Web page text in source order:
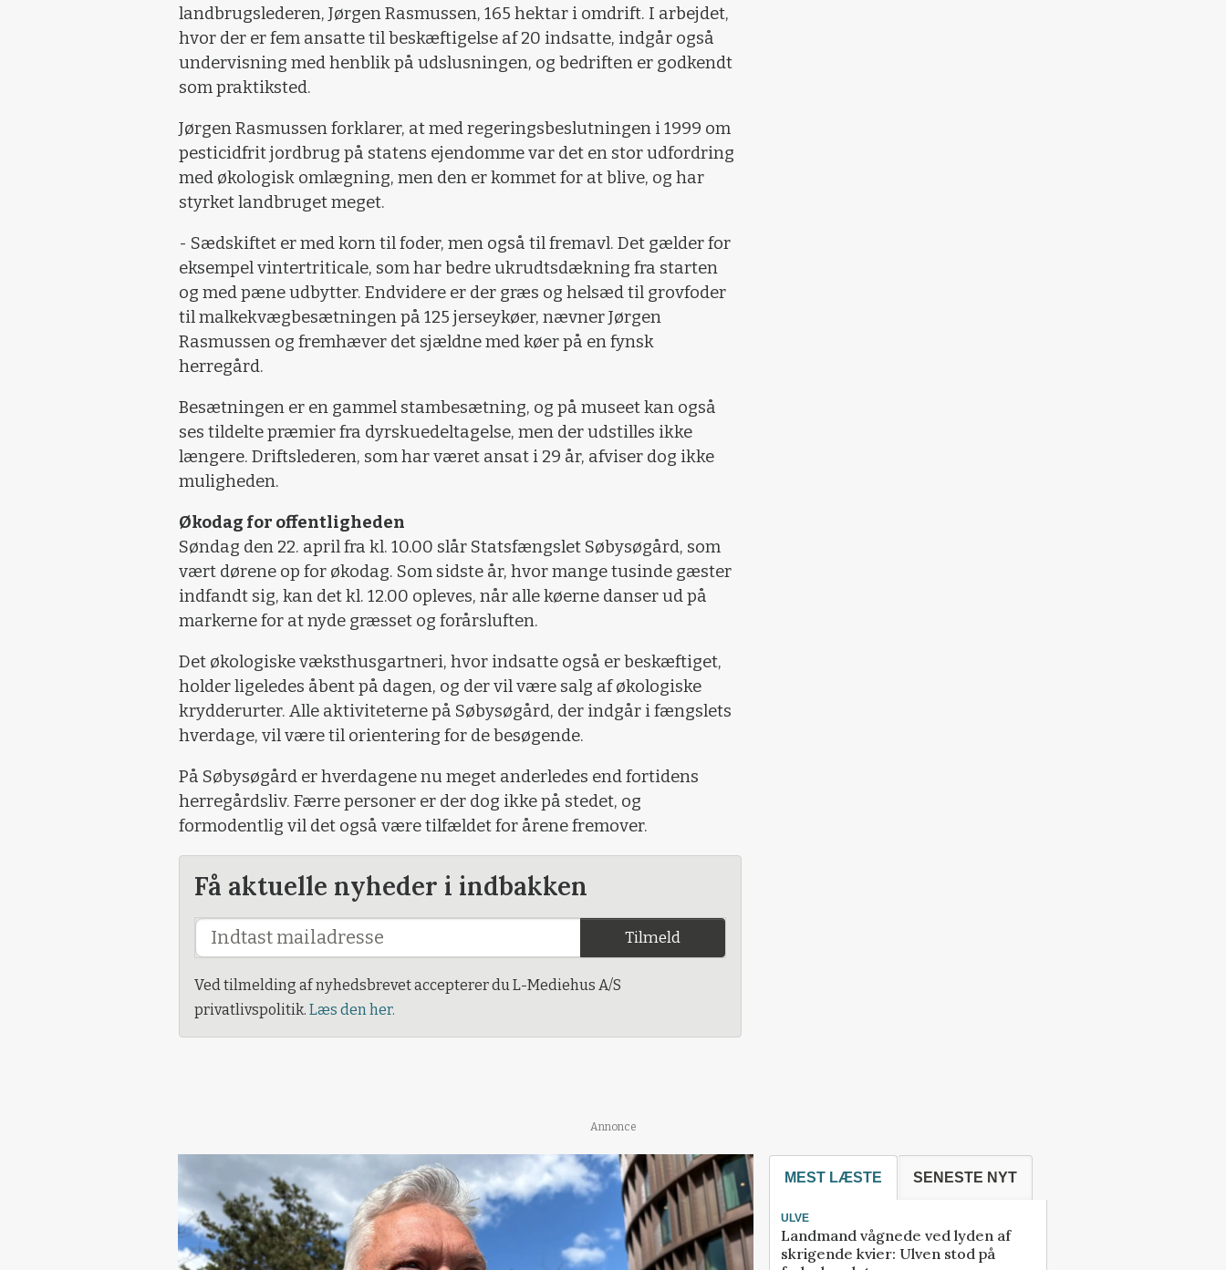
landbrugslederen, Jørgen Rasmussen, 165 hektar i omdrift. I arbejdet,
hvor der er fem ansatte til beskæftigelse af 20 indsatte, indgår også
undervisning med henblik på udslusningen, og bedriften er godkendt
som praktiksted.
Jørgen Rasmussen forklarer, at med regeringsbeslutningen i 1999 om
pesticidfrit jordbrug på statens ejendomme var det en stor udfordring
med økologisk omlægning, men den er kommet for at blive, og har
styrket landbruget meget.
- Sædskiftet er med korn til foder, men også til fremavl. Det gælder for
eksempel vintertriticale, som har bedre ukrudtsdækning fra starten
og med pæne udbytter. Endvidere er der græs og helsæd til grovfoder
til malkekvægbesætningen på 125 jerseykøer, nævner Jørgen
Rasmussen og fremhæver det sjældne med køer på en fynsk
herregård.
Besætningen er en gammel stambesætning, og på museet kan også
ses tildelte præmier fra dyrskuedeltagelse, men der udstilles ikke
længere. Driftslederen, som har været ansat i 29 år, afviser dog ikke
muligheden.
Økodag for offentligheden
Søndag den 22. april fra kl. 10.00 slår Statsfængslet Søbysøgård, som
vært dørene op for økodag. Som sidste år, hvor mange tusinde gæster
indfandt sig, kan det kl. 12.00 opleves, når alle køerne danser ud på
markerne for at nyde græsset og forårsluften.
Det økologiske væksthusgartneri, hvor indsatte også er beskæftiget,
holder ligeledes åbent på dagen, og der vil være salg af økologiske
krydderurter. Alle aktiviteterne på Søbysøgård, der indgår i fængslets
hverdage, vil være til orientering for de besøgende.
På Søbysøgård er hverdagene nu meget anderledes end fortidens
herregårdsliv. Færre personer er der dog ikke på stedet, og
formodentlig vil det også være tilfældet for årene fremover.
Få aktuelle nyheder i indbakken
Tilmeld
Ved tilmelding af nyhedsbrevet accepterer du L-Mediehus A/S
privatlivspolitik. Læs den her.
Annonce
MEST LÆSTE SENESTE NYT
ULVE
Landmand vågnede ved lyden af
skrigende kvier: Ulven stod på